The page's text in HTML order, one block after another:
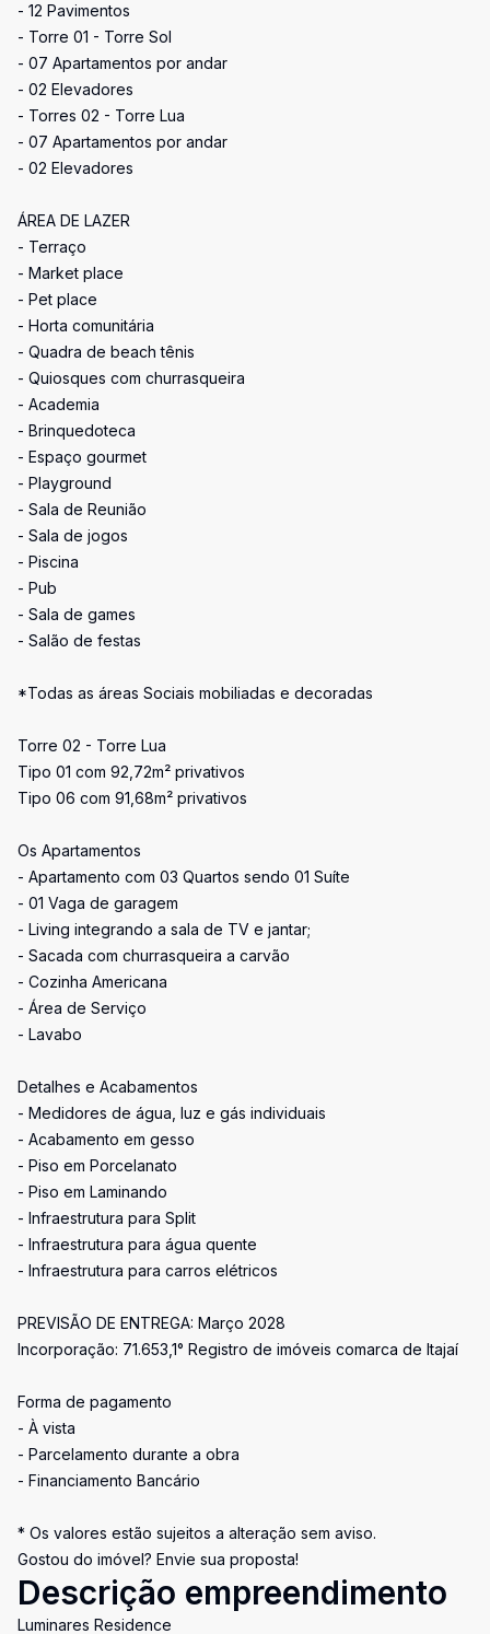
- 12 Pavimentos
- Torre 01 - Torre Sol
- 07 Apartamentos por andar
- 02 Elevadores
- Torres 02 - Torre Lua
- 07 Apartamentos por andar
- 02 Elevadores
ÁREA DE LAZER
- Terraço
- Market place
- Pet place
- Horta comunitária
- Quadra de beach tênis
- Quiosques com churrasqueira
- Academia
- Brinquedoteca
- Espaço gourmet
- Playground
- Sala de Reunião
- Sala de jogos
- Piscina
- Pub
- Sala de games
- Salão de festas
*Todas as áreas Sociais mobiliadas e decoradas
Torre 02 - Torre Lua
Tipo 01 com 92,72m² privativos
Tipo 06 com 91,68m² privativos
Os Apartamentos
- Apartamento com 03 Quartos sendo 01 Suíte
- 01 Vaga de garagem
- Living integrando a sala de TV e jantar;
- Sacada com churrasqueira a carvão
- Cozinha Americana
- Área de Serviço
- Lavabo
Detalhes e Acabamentos
- Medidores de água, luz e gás individuais
- Acabamento em gesso
- Piso em Porcelanato
- Piso em Laminando
- Infraestrutura para Split
- Infraestrutura para água quente
- Infraestrutura para carros elétricos
PREVISÃO DE ENTREGA: Março 2028
Incorporação: 71.653,1° Registro de imóveis comarca de Itajaí
Forma de pagamento
- À vista
- Parcelamento durante a obra
- Financiamento Bancário
* Os valores estão sujeitos a alteração sem aviso.
Gostou do imóvel? Envie sua proposta!
Descrição empreendimento
Luminares Residence